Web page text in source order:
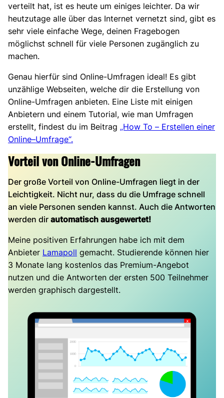
verteilt hat, ist es heute um einiges leichter. Da wir
heutzutage alle über das Internet vernetzt sind, gibt es
sehr viele einfache Wege, deinen Fragebogen
möglichst schnell für viele Personen zugänglich zu
machen.
Genau hierfür sind Online-Umfragen ideal! Es gibt
unzählige Webseiten, welche dir die Erstellung von
Online-Umfragen anbieten. Eine Liste mit einigen
Anbietern und einem Tutorial, wie man Umfragen
erstellt, findest du im Beitrag „How To – Erstellen einer
Online–Umfrage“.
Vorteil von Online-Umfragen
Der große Vorteil von Online-Umfragen liegt in der
Leichtigkeit. Nicht nur, dass du die Umfrage schnell
an viele Personen senden kannst. Auch die Antworten
werden dir automatisch ausgewertet!
Meine positiven Erfahrungen habe ich mit dem
Anbieter Lamapoll gemacht. Studierende können hier
3 Monate lang kostenlos das Premium-Angebot
nutzen und die Antworten der ersten 500 Teilnehmer
werden graphisch dargestellt.